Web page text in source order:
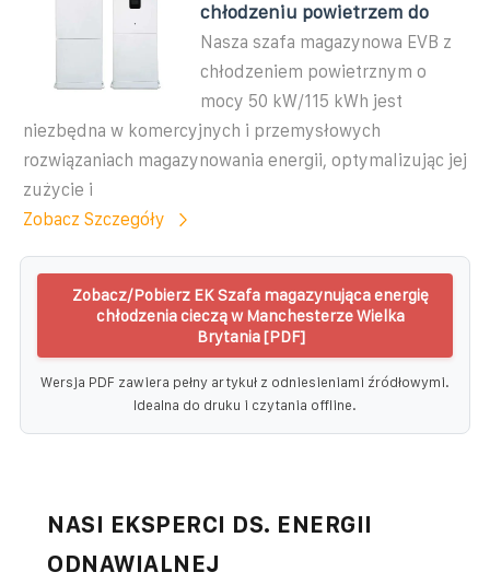
chłodzeniu powietrzem do
Nasza szafa magazynowa EVB z
chłodzeniem powietrznym o
mocy 50 kW/115 kWh jest
niezbędna w komercyjnych i przemysłowych
rozwiązaniach magazynowania energii, optymalizując jej
zużycie i
Zobacz Szczegóły
Zobacz/Pobierz EK Szafa magazynująca energię
chłodzenia cieczą w Manchesterze Wielka
Brytania [PDF]
Wersja PDF zawiera pełny artykuł z odniesieniami źródłowymi.
Idealna do druku i czytania offline.
NASI EKSPERCI DS. ENERGII
ODNAWIALNEJ